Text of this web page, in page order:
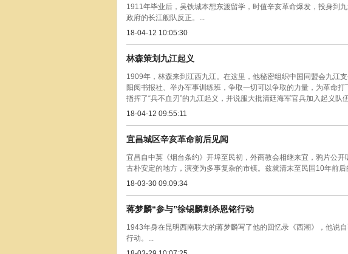
1911年毕业后，吴铁城本想东渡留学，时值辛亥革命爆发，投身到
政府的长江舰队反正。...
18-04-12 10:05:30
林森策划九江起义
1909年，林森来到江西九江。在这里，他秘密组织中国同盟会九江
阳阅书报社、举办军事训练班，争取一切可以争取的力量，为革命
指挥了“兵不血刃”的九江起义，并说服大批清廷海军官兵加入起义队
18-04-12 09:55:11
宜昌城区辛亥革命前后见闻
宜昌自中英《烟台条约》开埠至民初，外商教会相继来宜，鸦片公
古朴安定的地方，演变为多事复杂的市镇。兹就清末至民国10年前
18-03-30 09:09:34
蒋梦麟“参与”徐锡麟刺杀恩铭行动
1943年身在昆明西南联大的蒋梦麟写了他的回忆录《西潮》，他说
行动。...